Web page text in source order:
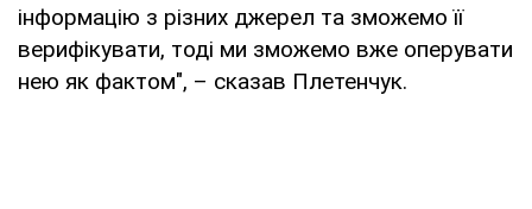
інформацію з різних джерел та зможемо її
верифікувати, тоді ми зможемо вже оперувати
нею як фактом", – сказав Плетенчук.